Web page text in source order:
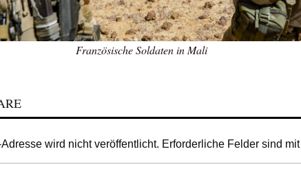
Französische Soldaten in Mali
wird nicht veröffentlicht. Erforderliche Felder sind mit